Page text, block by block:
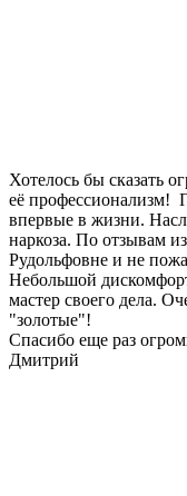
Хотелось бы сказать
её профессионализм!
впервые в жизни.
наркоза. По отзывам
Рудольфовне и не
Небольшой
мастер своего дела.
"золотые"!
Спасибо еще раз
Дмитрий